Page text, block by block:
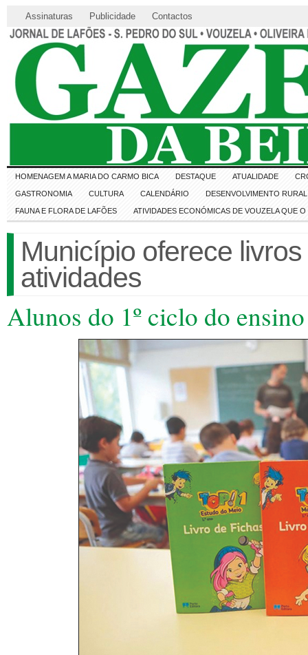
Assinaturas Publicidade Contactos
HOMENAGEM A MARIA DO CARMO BICA DESTAQUE ATUALIDADE
GASTRONOMIA CULTURA CALENDÁRIO DESENVOLVIMENTO RURAL
FAUNA E FLORA DE LAFÕES ATIVIDADES ECONÓMICAS DE VOUZELA QUE
Município oferece
atividades
Alunos do 1º ciclo do